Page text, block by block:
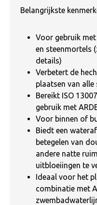
Belangrijkste
Voor gebruik met
en steenmortels
details)
Verbetert de
plaatsen van
Bereikt ISO
gebruik met
Voor binnen of
Biedt een
betegelen van
andere natte
uitbloeiingen te
Ideaal voor het
combinatie met